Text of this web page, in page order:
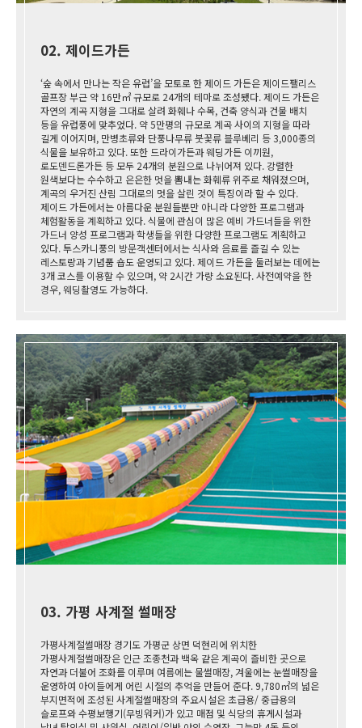
02. 제이드가든
‘숲 속에서 만나는 작은 유럽’을 모토로 한 제이드 가든은 제이드팰리스
골프장 부근 약 16만㎡ 규모로 24개의 테마로 조성됐다. 제이드 가든은
자연의 계곡 지형을 그대로 살려 화훼나 수목, 건축 양식과 건물 배치
등을 유럽풍에 맞추었다. 약 5만평의 규모로 계곡 사이의 지형을 따라
길게 이어지며, 만병초류와 단풍나무류 붓꽃류 블루베리 등 3,000종의
식물을 보유하고 있다. 또한 드라이가든과 웨딩가든 이끼원,
로도덴드론가든 등 모두 24개의 분원으로 나뉘어져 있다. 강렬한
원색보다는 수수하고 은은한 멋을 뽐내는 화훼류 위주로 채워졌으며,
계곡의 우거진 산림 그대로의 멋을 살린 것이 특징이라 할 수 있다.
제이드 가든에서는 아름다운 분원들뿐만 아니라 다양한 프로그램과
체험활동을 계획하고 있다. 식물에 관심이 많은 예비 가드너들을 위한
가드너 양성 프로그램과 학생들을 위한 다양한 프로그램도 계획하고
있다. 투스카니풍의 방문객센터에서는 식사와 음료를 즐길 수 있는
레스토랑과 기념품 숍도 운영되고 있다. 제이드 가든을 둘러보는 데에는
3개 코스를 이용할 수 있으며, 약 2시간 가량 소요된다. 사전예약을 한
경우, 웨딩촬영도 가능하다.
03. 가평 사계절 썰매장
가평사계절썰매장 경기도 가평군 상면 덕현리에 위치한
가평사계절썰매장은 인근 조종천과 백옥 같은 계곡이 즐비한 곳으로
자연과 더불어 조화를 이루며 여름에는 물썰매장, 겨울에는 눈썰매장을
운영하여 아이들에게 어린 시절의 추억을 만들어 준다. 9,780㎡의 넓은
부지면적에 조성된 사계절썰매장의 주요시설은 초급용/ 중급용의
슬로프와 수평보행기(무빙워커)가 있고 매점 및 식당의 휴게시설과